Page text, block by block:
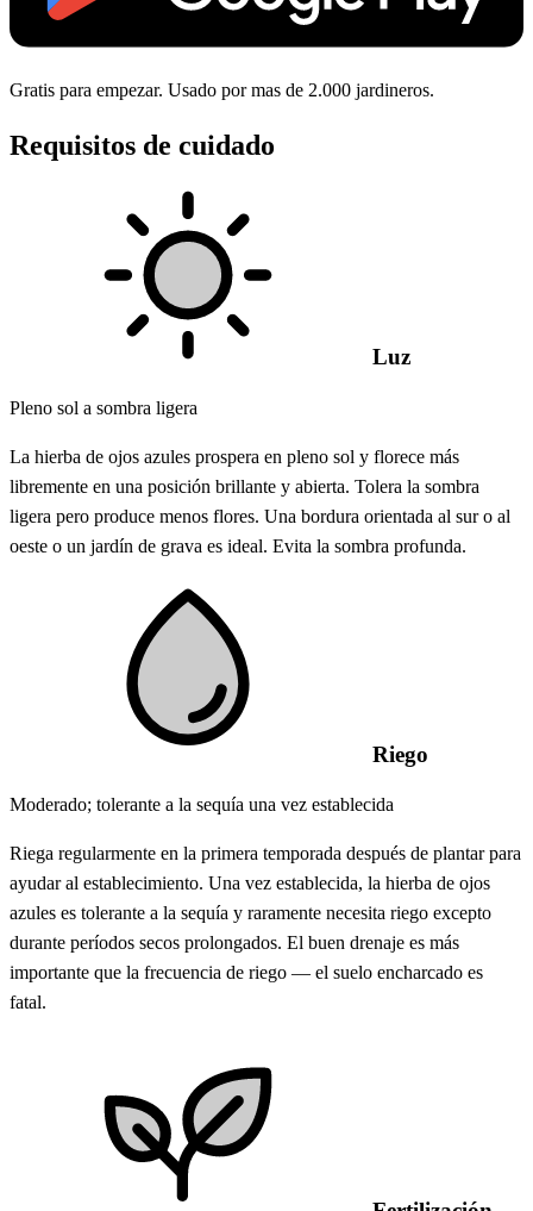
Gratis para empezar. Usado por mas de 2.000 jardineros.
Requisitos de cuidado
Luz
Pleno sol a sombra ligera
La hierba de ojos azules prospera en pleno sol y florece más
libremente en una posición brillante y abierta. Tolera la sombra
ligera pero produce menos flores. Una bordura orientada al sur o al
oeste o un jardín de grava es ideal. Evita la sombra profunda.
Riego
Moderado; tolerante a la sequía una vez establecida
Riega regularmente en la primera temporada después de plantar para
ayudar al establecimiento. Una vez establecida, la hierba de ojos
azules es tolerante a la sequía y raramente necesita riego excepto
durante períodos secos prolongados. El buen drenaje es más
importante que la frecuencia de riego — el suelo encharcado es
fatal.